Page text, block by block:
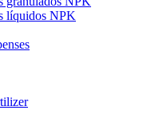
líquidos NPK